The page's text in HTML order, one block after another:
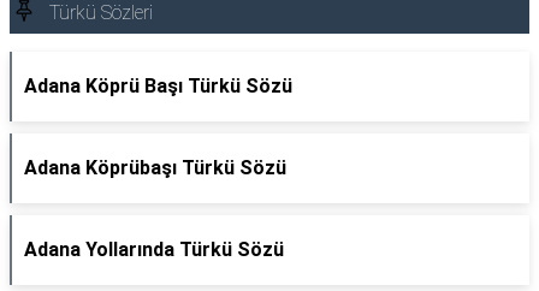
Türkü Sözleri
Adana Köprü Başı Türkü Sözü
Adana Köprübaşı Türkü Sözü
Adana Yollarında Türkü Sözü